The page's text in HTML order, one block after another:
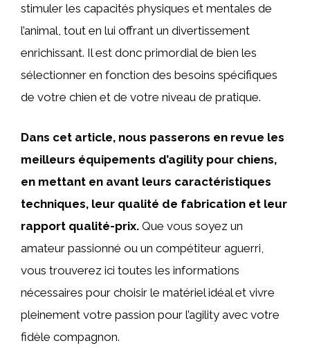
stimuler les capacités physiques et mentales de
l’animal, tout en lui offrant un divertissement
enrichissant. Il est donc primordial de bien les
sélectionner en fonction des besoins spécifiques
de votre chien et de votre niveau de pratique.
Dans cet article, nous passerons en revue les
meilleurs équipements d’agility pour chiens,
en mettant en avant leurs caractéristiques
techniques, leur qualité de fabrication et leur
rapport qualité-prix. Que vous soyez un
amateur passionné ou un compétiteur aguerri,
vous trouverez ici toutes les informations
nécessaires pour choisir le matériel idéal et vivre
pleinement votre passion pour l’agility avec votre
fidèle compagnon.